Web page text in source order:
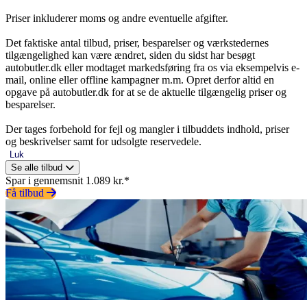
Priser inkluderer moms og andre eventuelle afgifter.
Det faktiske antal tilbud, priser, besparelser og værkstedernes
tilgængelighed kan være ændret, siden du sidst har besøgt
autobutler.dk eller modtaget markedsføring fra os via eksempelvis e-
mail, online eller offline kampagner m.m. Opret derfor altid en
opgave på autobutler.dk for at se de aktuelle tilgængelig priser og
besparelser.
Der tages forbehold for fejl og mangler i tilbuddets indhold, priser
og beskrivelser samt for udsolgte reservedele.
Luk
Se alle tilbud
Spar i gennemsnit 1.089 kr.*
Få tilbud